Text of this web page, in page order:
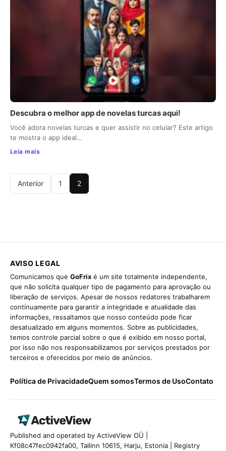
Descubra o melhor app de novelas turcas aqui!
Você adora novelas turcas e quer assistir no celular? Este artigo
te mostra o app ideal…
Leia mais
Anterior 1 2
AVISO LEGAL
Comunicamos que GoFrix é um site totalmente independente,
que não solicita qualquer tipo de pagamento para aprovação ou
liberação de serviços. Apesar de nossos redatores trabalharem
continuamente para garantir a integridade e atualidade das
informações, ressaltamos que nosso conteúdo pode ficar
desatualizado em alguns momentos. Sobre as publicidades,
temos controle parcial sobre o que é exibido em nosso portal,
por isso não nos responsabilizamos por serviços prestados por
terceiros e oferecidos por meio de anúncios.
Política de PrivacidadeQuem somosTermos de UsoContato
Published and operated by ActiveView OÜ |
Kf08c47fec0942fa00, Tallinn 10615, Harju, Estonia | Registry